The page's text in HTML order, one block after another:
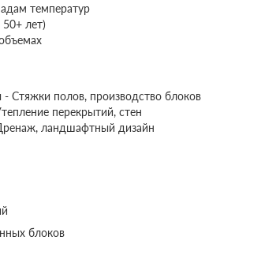
температур
лет)
Стяжки полов, производство блоков
перекрытий, стен
ландшафтный дизайн
блоков